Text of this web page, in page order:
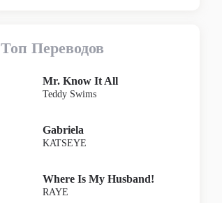
Топ Переводов
Mr. Know It All
Teddy Swims
Gabriela
KATSEYE
Where Is My Husband!
RAYE